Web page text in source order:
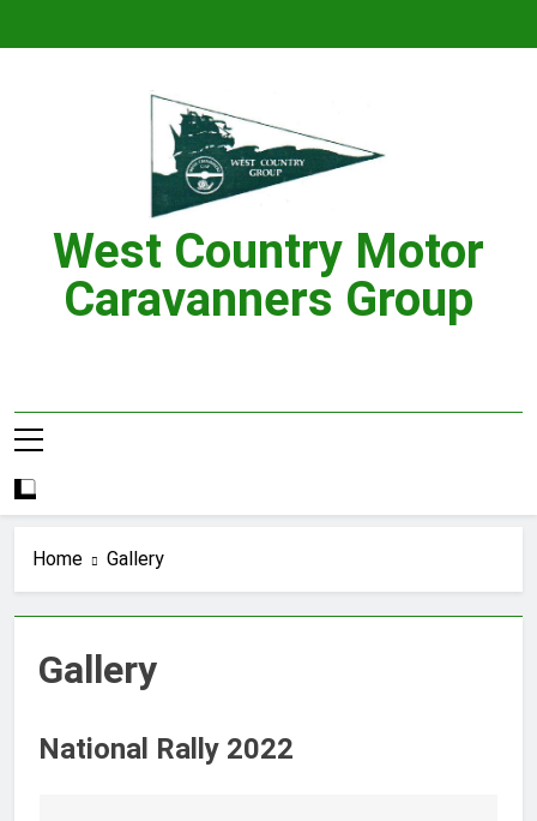
West Country Motor
Caravanners Group
Home Gallery
Gallery
National Rally 2022